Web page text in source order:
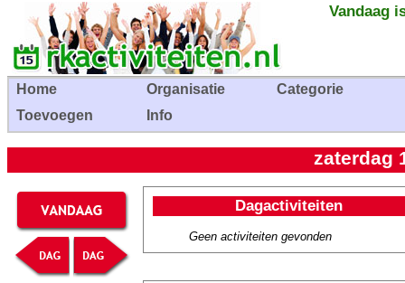
Vandaag
Home Organisatie
Categorie
Toevoegen
Info
zaterdag
Dagactiviteiten
Geen activiteiten gevonden